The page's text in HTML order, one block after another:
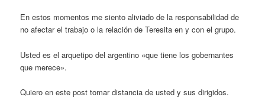
En estos momentos me siento aliviado de la responsabilidad de
no afectar el trabajo o la relación de Teresita en y con el grupo.
Usted es el arquetipo del argentino «que tiene los gobernantes
que merece».
Quiero en este post tomar distancia de usted y sus dirigidos.